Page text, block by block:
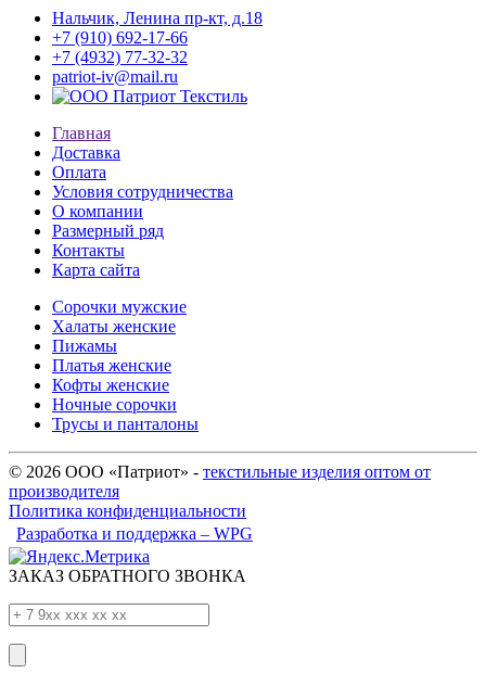
Нальчик, Ленина пр-кт, д.18
+7 (910) 692-17-66
+7 (4932) 77-32-32
patriot-iv@mail.ru
Главная
Доставка
Оплата
Условия сотрудничества
О компании
Размерный ряд
Контакты
Карта сайта
Сорочки мужские
Халаты женские
Пижамы
Платья женские
Кофты женские
Ночные сорочки
Трусы и панталоны
© 2026 ООО «Патриот» - текстильные изделия оптом от
производителя
Политика конфиденциальности
Разработка и поддержка – WPG
ЗАКАЗ ОБРАТНОГО ЗВОНКА